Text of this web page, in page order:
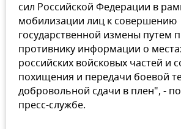
сил Российской Федерации в
мобилизации лиц к совершению
государственной измены путем
противнику информации о
российских войсковых частей и
похищения и передачи боевой
добровольной сдачи в плен", -
пресс-службе.